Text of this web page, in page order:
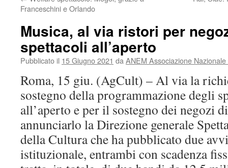
Franceschini e Orlando
Musica, al via ristori per
spettacoli all’aperto
Pubblicato il 15 Giugno 2021 da ANEM Associazione
Roma, 15 giu. (AgCult) – Al via la
sostegno della programmazione degli
all’aperto e per il sostegno dei negozi
annunciarlo la Direzione generale
della Cultura che ha pubblicato due
istituzionale, entrambi con scadenza